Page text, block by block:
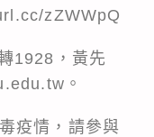
zZWWpQ
1928，黃先
。
疫情，請參與